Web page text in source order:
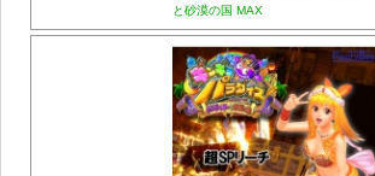
と砂漠の国 MAX